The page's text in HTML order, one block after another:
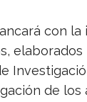
con la
de los